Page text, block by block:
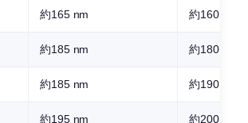
約165 nm 約160 nm
約185 nm 約180 nm
約185 nm 約190 nm
約195 nm
約200 nm